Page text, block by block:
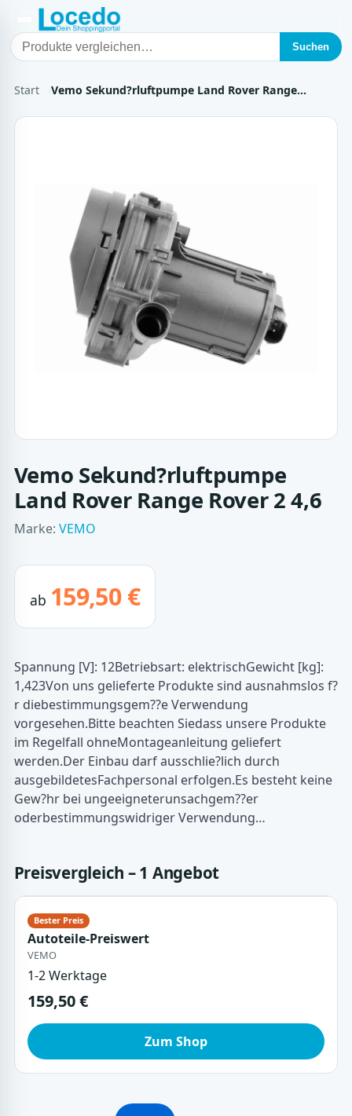
Suchen
Start Vemo Sekund?rluftpumpe Land Rover Range…
Vemo Sekund?rluftpumpe
Land Rover Range Rover 2 4,6
Marke: VEMO
ab 159,50 €
Spannung [V]: 12Betriebsart: elektrischGewicht [kg]:
1,423Von uns gelieferte Produkte sind ausnahmslos f?
r diebestimmungsgem??e Verwendung
vorgesehen.Bitte beachten Siedass unsere Produkte
im Regelfall ohneMontageanleitung geliefert
werden.Der Einbau darf ausschlie?lich durch
ausgebildetesFachpersonal erfolgen.Es besteht keine
Gew?hr bei ungeeigneterunsachgem??er
oderbestimmungswidriger Verwendung…
Preisvergleich – 1 Angebot
Autoteile-Preiswert
VEMO
1-2 Werktage
159,50 €
Zum Shop